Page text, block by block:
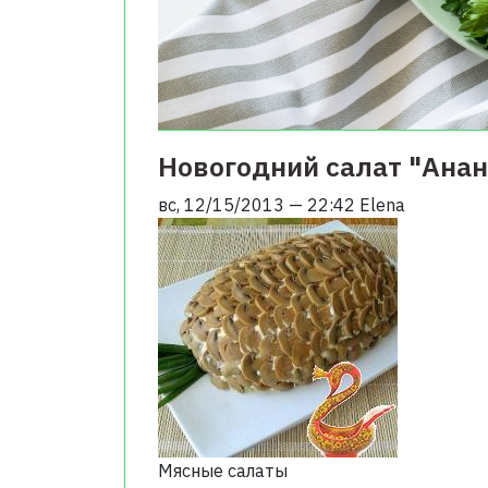
Новогодний салат
вс, 12/15/2013 — 22:42 Elena
Мясные салаты